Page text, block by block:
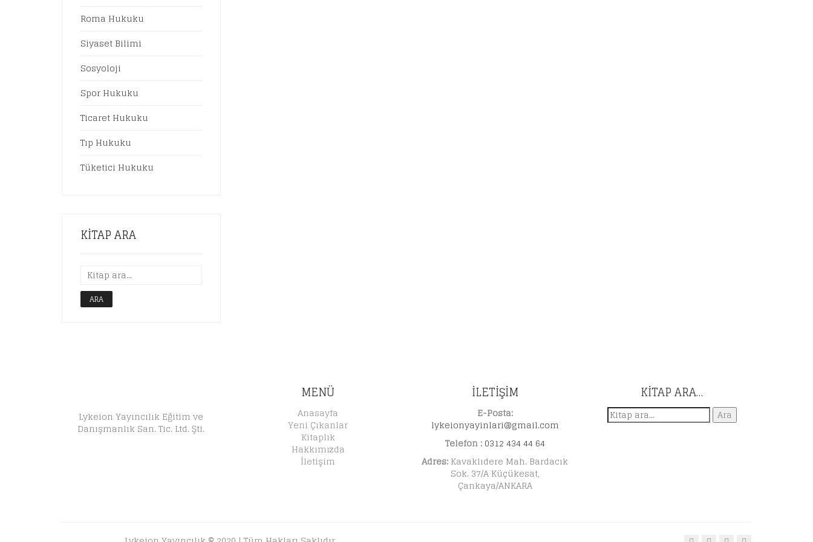
Roma Hukuku
Siyaset Bilimi
Sosyoloji
Spor Hukuku
Ticaret Hukuku
Tıp Hukuku
Tüketici Hukuku
KITAP ARA
ARA
Lykeion Yayıncılık Eğitim ve
Danışmanlık San. Tic. Ltd. Şti.
MENÜ
Anasayfa
Yeni Çıkanlar
Kitaplık
Hakkımızda
İletişim
İLETİŞİM
E-Posta:
lykeionyayinlari@gmail.com
Telefon : 0312 434 44 64
Adres: Kavaklıdere Mah. Bardacık
Sok. 37/A Küçükesat,
Çankaya/ANKARA
KITAP ARA…
Ara: Ara